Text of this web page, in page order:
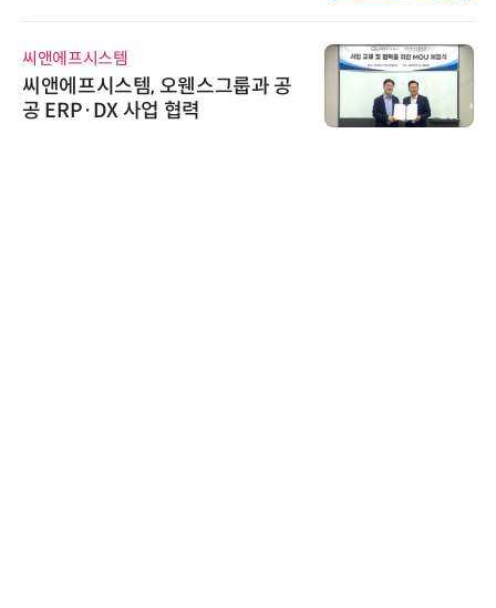
씨앤에프시스템
씨앤에프시스템, 오웬스그룹과 공
공 ERP·DX 사업 협력